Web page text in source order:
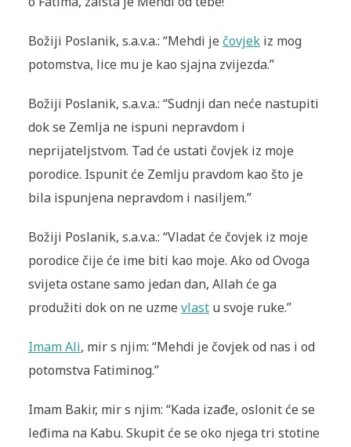
Božiji Poslanik, s.a.v.a.: “Mehdi je čovjekiz mog
potomstva, lice mu je kao sjajna zvijezda.”
Božiji Poslanik, s.a.v.a.: “Sudnji dan neće nastupiti
dok se Zemlja ne ispuni nepravdom i
neprijateljstvom. Tad će ustati čovjek iz moje
porodice. Ispunit će Zemlju pravdom kao što je
bila ispunjena nepravdom i nasiljem.”
Božiji Poslanik, s.a.v.a.: “Vladat će čovjek iz moje
porodice čije će ime biti kao moje. Ako od Ovoga
svijeta ostane samo jedan dan, Allah će ga
produžiti dok on ne uzme vlastu svoje ruke.”
Imam Ali, mir s njim: “Mehdi je čovjek od nas i od
potomstva Fatiminog.”
Imam Bakir, mir s njim: “Kada izađe, oslonit će se
leđima na Kabu. Skupit će se oko njega tri stotine